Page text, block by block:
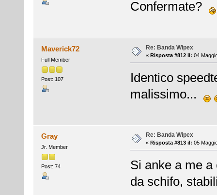
Confermate?
Maverick72
Full Member
Post: 107
Re: Banda Wipex
« Risposta #812 il: 04
Identico
malissimo...
Gray
Jr. Member
Post: 74
Re: Banda Wipex
« Risposta #813 il: 05
Si anke a me
da schifo,